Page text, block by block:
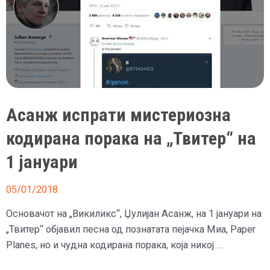
Асанж испрати мистериозна
кодирана порака на „Твитер“ на
1 јануари
05/01/2018
Основачот на „Викиликс“, Џулијан Асанж, на 1 јануари на
„Твитер“ објавил песна од познатата пејачка Миа, Paper
Planes, но и чудна кодирана порака, која никој …